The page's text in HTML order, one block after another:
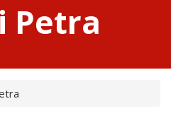
Petra